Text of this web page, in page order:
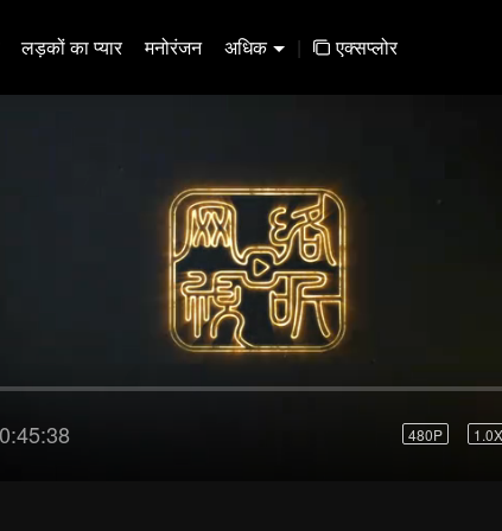
लड़कों का प्यार मनोरंजन अधिक | एक्सप्लोर